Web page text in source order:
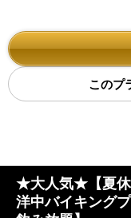
このプ
★大人気★【夏
洋中バイキング